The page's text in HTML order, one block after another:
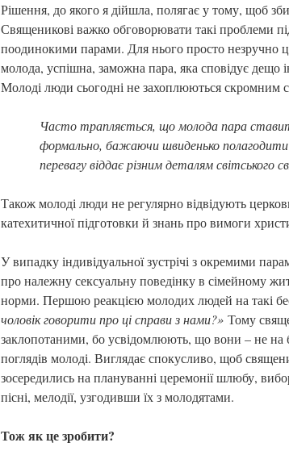
Рішення, до якого я дійшла, полягає у тому, щоб
Священикові важко обговорювати такі проблеми
поодинокими парами. Для нього просто незручно
молода, успішна, заможна пара, яка сповідує дещо
Молоді люди сьогодні не захоплюються скромним
Часто трапляється, що молода пара
формально, бажаючи швиденько
перевагу віддає різним деталям світського
Також молоді люди не регулярно відвідують
катехитичної підготовки й знань про вимоги
У випадку індивідуальної зустрічі з окремими
про належну сексуальну поведінку в сімейному
норми. Першою реакцією молодих людей на такі
чоловік говорити про ці справи з нами?» Тому
заклопотаними, бо усвідомлюють, що вони – не на
поглядів молоді. Виглядає спокусливо, щоб
зосередились на плануванні церемонії шлюбу,
пісні, мелодії, узгодивши їх з молодятами.
Тож як це зробити?